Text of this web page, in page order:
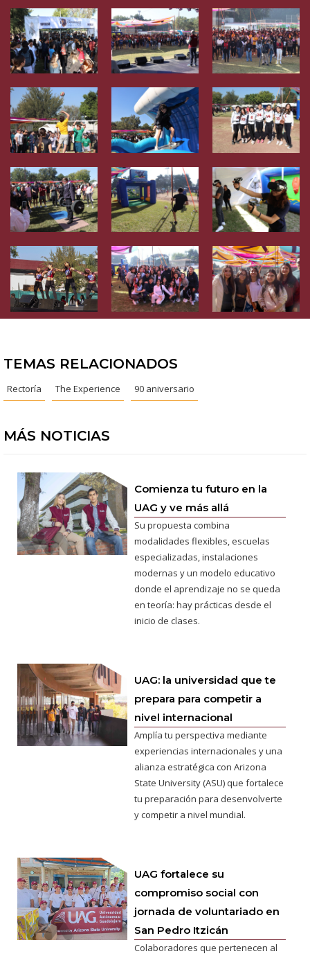
TEMAS RELACIONADOS
Rectoría The Experience 90 aniversario
MÁS NOTICIAS
Comienza tu futuro en la
UAG y ve más allá
Su propuesta combina
modalidades flexibles, escuelas
especializadas, instalaciones
modernas y un modelo educativo
donde el aprendizaje no se queda
en teoría: hay prácticas desde el
inicio de clases.
UAG: la universidad que te
prepara para competir a
nivel internacional
Amplía tu perspectiva mediante
experiencias internacionales y una
alianza estratégica con Arizona
State University (ASU) que fortalece
tu preparación para desenvolverte
y competir a nivel mundial.
UAG fortalece su
compromiso social con
jornada de voluntariado en
San Pedro Itzicán
Colaboradores que pertenecen al